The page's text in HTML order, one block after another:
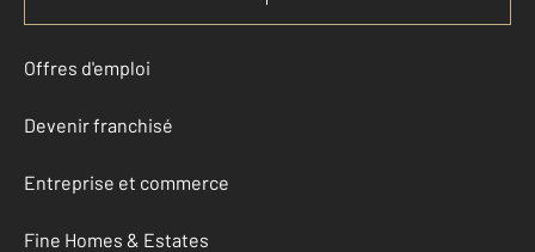
Offres d'emploi
Devenir franchisé
Entreprise et commerce
Fine Homes & Estates